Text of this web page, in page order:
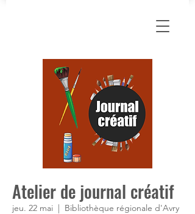
Atelier de journal créatif
jeu. 22 mai
  |
Bibliothèque régionale d'Avry